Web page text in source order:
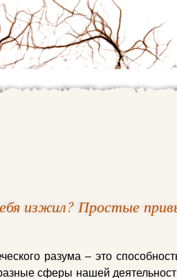
изжил? Простые
разума – это
сферы нашей